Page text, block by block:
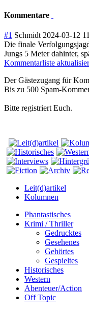
Kommentare
#1 Schmidt 2024-03-12
Die finale
Jungs 5 Meter dahinter,
Kommentarliste
Der Gästezugang für
Bis zu 500 Spam-
Bitte registriert Euch.
Leit(d)artikel
Kolumnen
Phantastisches
Krimi / Thriller
Gedrucktes
Gesehenes
Gehörtes
Gespieltes
Historisches
Western
Abenteuer/Action
Off Topic